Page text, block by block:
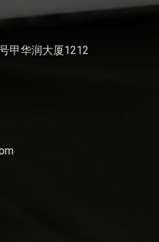
甲华润大厦1212